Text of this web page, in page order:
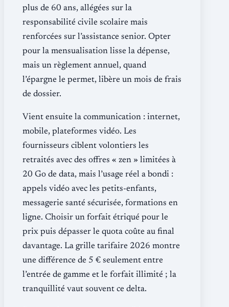
plus de 60 ans, allégées sur la
responsabilité civile scolaire mais
renforcées sur l’assistance senior. Opter
pour la mensualisation lisse la dépense,
mais un règlement annuel, quand
l’épargne le permet, libère un mois de frais
de dossier.
Vient ensuite la communication : internet,
mobile, plateformes vidéo. Les
fournisseurs ciblent volontiers les
retraités avec des offres « zen » limitées à
20 Go de data, mais l’usage réel a bondi :
appels vidéo avec les petits-enfants,
messagerie santé sécurisée, formations en
ligne. Choisir un forfait étriqué pour le
prix puis dépasser le quota coûte au final
davantage. La grille tarifaire 2026 montre
une différence de 5 € seulement entre
l’entrée de gamme et le forfait illimité ; la
tranquillité vaut souvent ce delta.